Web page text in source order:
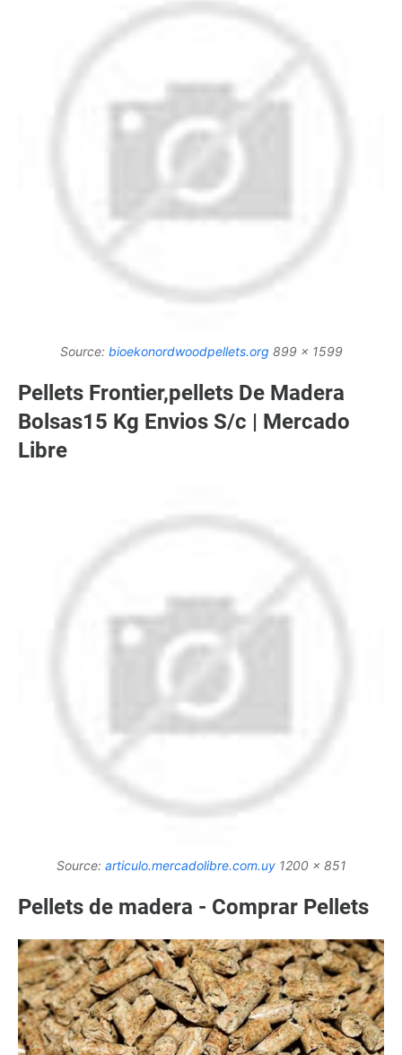
Source: bioekonordwoodpellets.org 899 x 1599
Pellets Frontier,pellets De Madera
Bolsas15 Kg Envios S/c | Mercado
Libre
Source: articulo.mercadolibre.com.uy1200 x 851
Pellets de madera - Comprar Pellets